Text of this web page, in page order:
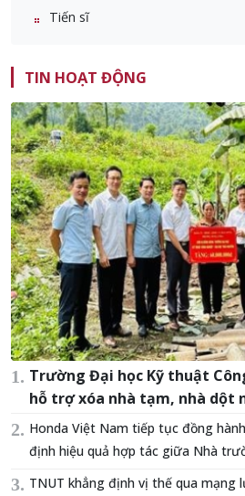
Tiến sĩ
TIN HOẠT ĐỘNG
Trường Đại học Kỹ thuật
hỗ trợ xóa nhà tạm, nhà dột
Honda Việt Nam tiếp tục đồng
định hiệu quả hợp tác giữa Nhà
TNUT khẳng định vị thế qua mạng